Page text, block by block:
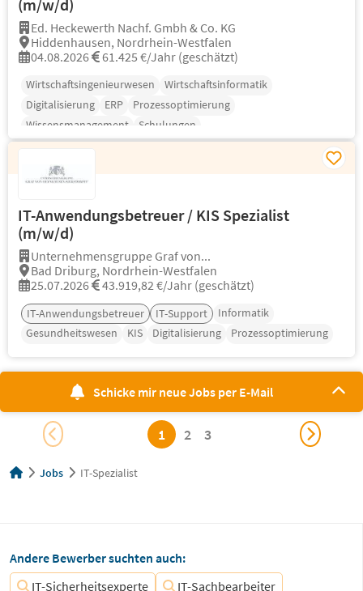
(m/w/d)
Ed. Heckewerth Nachf. Gmbh & Co. KG
Hiddenhausen, Nordrhein-Westfalen
04.08.2026
61.425 €/Jahr (geschätzt)
Wirtschaftsingenieurwesen
Wirtschaftsinformatik
Digitalisierung
ERP
Prozessoptimierung
Wissensmanagement
Schulungen
IT-Anwendungsbetreuer / KIS Spezialist
(m/w/d)
Unternehmensgruppe Graf von...
Bad Driburg, Nordrhein-Westfalen
25.07.2026
43.919,82 €/Jahr (geschätzt)
IT-Anwendungsbetreuer IT-Support
Informatik
Gesundheitswesen
KIS Digitalisierung Prozessoptimierung
Schicke mir neue Jobs per E-Mail
1 2 3
Jobs IT-Spezialist
Andere Bewerber suchten auch:
IT-Sicherheitsexperte
IT-Sachbearbeiter